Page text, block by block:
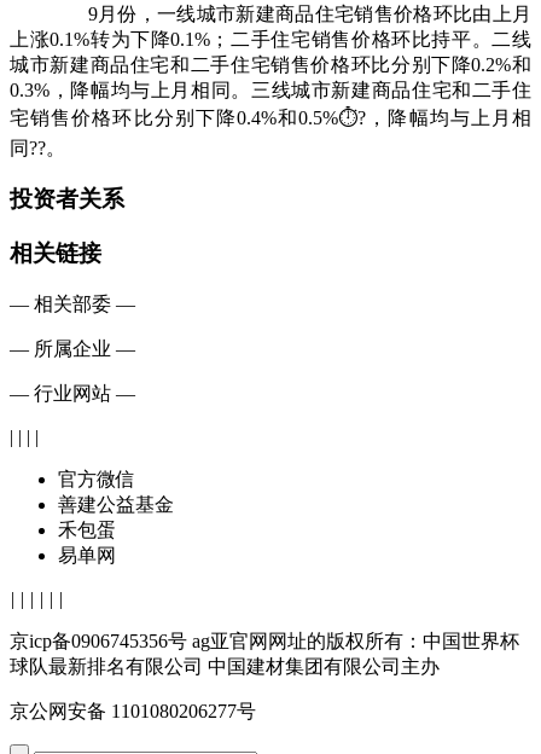
9月份，一线城市新建商品住宅销售价格环比由上月
上涨0.1%转为下降0.1%；二手住宅销售价格环比持平。二线
城市新建商品住宅和二手住宅销售价格环比分别下降0.2%和
0.3%，降幅均与上月相同。三线城市新建商品住宅和二手住
宅销售价格环比分别下降0.4%和0.5%⏱?，降幅均与上月相
同??。
投资者关系
相关链接
— 相关部委 —
— 所属企业 —
— 行业网站 —
| | | |
官方微信
善建公益基金
禾包蛋
易单网
| | | | | |
京icp备0906745356号 ag亚官网网址的版权所有：中国世界杯
球队最新排名有限公司 中国建材集团有限公司主办
京公网安备 1101080206277号